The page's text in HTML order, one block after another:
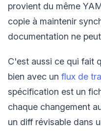
provient du même
copie à maintenir
documentation ne
C'est aussi ce qui fait
bien avec un flux de
spécification est un
chaque changement
un diff révisable dans